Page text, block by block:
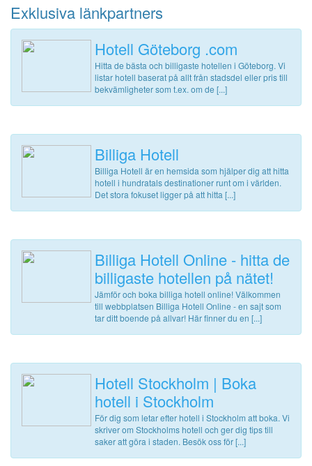
Exklusiva länkpartners
Hotell Göteborg .com
Hitta de bästa och billigaste hotellen i Göteborg. Vi
listar hotell baserat på allt från stadsdel eller pris till
bekvämligheter som t.ex. om de [...]
Billiga Hotell
Billiga Hotell är en hemsida som hjälper dig att hitta
hotell i hundratals destinationer runt om i världen.
Det stora fokuset ligger på att hitta [...]
Billiga Hotell Online - hitta de
billigaste hotellen på nätet!
Jämför och boka billiga hotell online! Välkommen
till webbplatsen Billiga Hotell Online - en sajt som
tar ditt boende på allvar! Här finner du en [...]
Hotell Stockholm | Boka
hotell i Stockholm
För dig som letar efter hotell i Stockholm att boka. Vi
skriver om Stockholms hotell och ger dig tips till
saker att göra i staden. Besök oss för [...]